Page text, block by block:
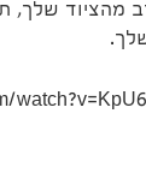
מהציוד